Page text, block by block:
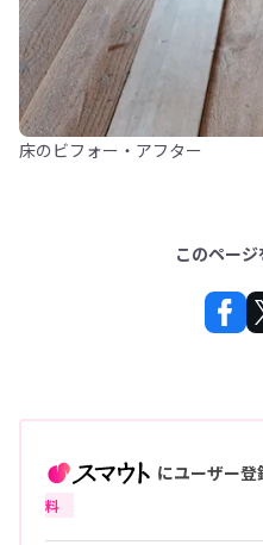
床のビフォー・アフター
このペー
にユーザー登
料